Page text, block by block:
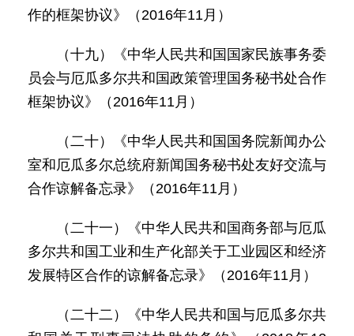
作的框架协议》（2016年11月）
（十九）《中华人民共和国国家民族事务委
员会与厄瓜多尔共和国政策管理国务秘书处合作
框架协议》（2016年11月）
（二十）《中华人民共和国国务院新闻办公
室和厄瓜多尔总统府新闻国务秘书处友好交流与
合作谅解备忘录》（2016年11月）
（二十一）《中华人民共和国商务部与厄瓜
多尔共和国工业和生产化部关于工业园区和经济
发展特区合作的谅解备忘录》（2016年11月）
（二十二）《中华人民共和国与厄瓜多尔共